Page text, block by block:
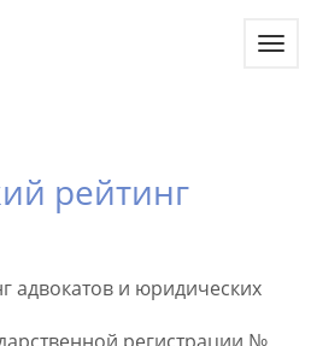
рейтинг
адвокатов и юридических